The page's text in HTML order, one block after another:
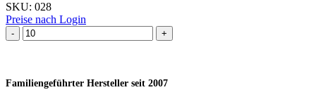
SKU: 028
Preise nach Login
Ausstechform Stern
–
Familiengeführter Hersteller seit 2007